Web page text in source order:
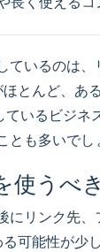
ているのは
とんど、あ
いるビジネ
も多いでし
使うべ
にリンク先、
可能性が少